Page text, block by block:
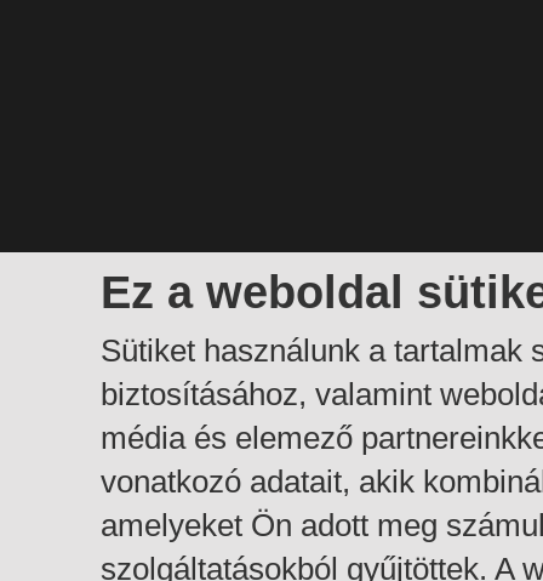
Ez a weboldal
Sütiket használunk a tartalmak
biztosításához, valamint
média és elemező
vonatkozó adatait, akik
amelyeket Ön adott meg
szolgáltatásokból gyűjtöttek. A